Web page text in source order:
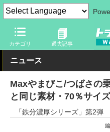
カテゴリ 過去記事
トラベル Watch 企業・政府・
ニュース
Maxやまびこ/つばさの
と同じ素材・70％サイズ
「鉄分濃厚シリーズ」第2弾